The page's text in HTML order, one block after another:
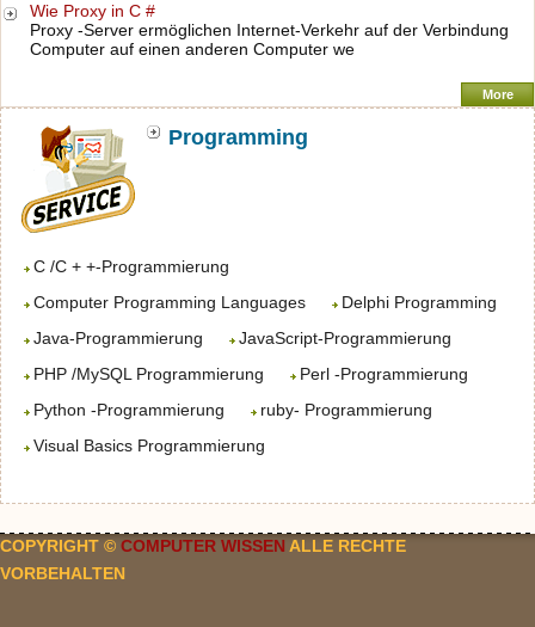
Wie Proxy in C #
Proxy -Server ermöglichen Internet-Verkehr auf der Verbindung
Computer auf einen anderen Computer we
More
Programming
C /C + +-Programmierung
Computer Programming Languages
Delphi Programming
Java-Programmierung
JavaScript-Programmierung
PHP /MySQL Programmierung
Perl -Programmierung
Python -Programmierung
ruby- Programmierung
Visual Basics Programmierung
COPYRIGHT © COMPUTER WISSEN ALLE RECHTE
VORBEHALTEN